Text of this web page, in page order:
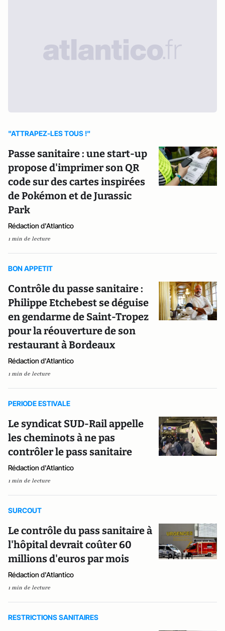
"ATTRAPEZ-LES TOUS !"
Passe sanitaire : une start-up
propose d'imprimer son QR
code sur des cartes inspirées
de Pokémon et de Jurassic
Park
Rédaction d'Atlantico
1 min de lecture
BON APPETIT
Contrôle du passe sanitaire :
Philippe Etchebest se déguise
en gendarme de Saint-Tropez
pour la réouverture de son
restaurant à Bordeaux
Rédaction d'Atlantico
1 min de lecture
PERIODE ESTIVALE
Le syndicat SUD-Rail appelle
les cheminots à ne pas
contrôler le pass sanitaire
Rédaction d'Atlantico
1 min de lecture
SURCOUT
Le contrôle du pass sanitaire à
l'hôpital devrait coûter 60
millions d'euros par mois
Rédaction d'Atlantico
1 min de lecture
RESTRICTIONS SANITAIRES